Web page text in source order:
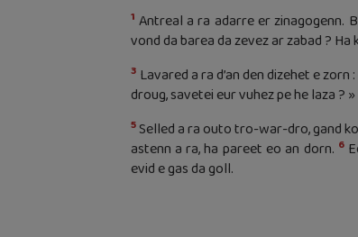
1 Antreal a ra adarre er zinagogenn.
vond da barea da zevez ar zabad ?
3 Lavared a ra d’an den dizehet e zorn
droug, savetei eur vuhez pe he laza ?
5Selled a ra outo tro-war-dro, gand
astenn a ra, ha pareet eo an dorn. 6
evid e gas da goll.